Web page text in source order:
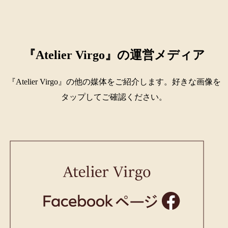
『Atelier Virgo』の運営メディア
『Atelier Virgo』の他の媒体をご紹介します。好きな画像を
タップしてご確認ください。